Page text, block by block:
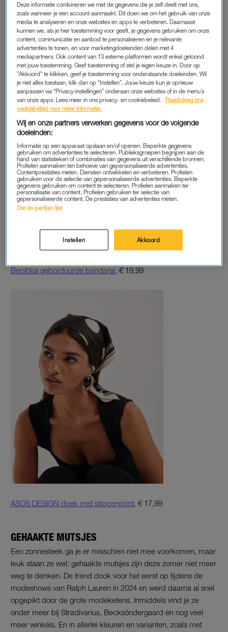
JJXX Sjaal ‘JXBea’, € 21,99
Bershka geborduurde bandana, € 19,99
ASOS DESIGN doek met stippenprint, € 17,99
GEHAAKTE MUTSJES
Een zonnesteek ga je er misschien niet mee voorkomen, maar
leuk staan ze wel: gehaakte mutsjes zijn deze zomer niet meer
weg te denken. De trend dook voor het eerst op tijdens de
modeshows van Ralph Lauren in 2024 en werd daarna al snel
opgepikt door de grote modeketens. Inmiddels vind je ze
onder meer bij Stradivarius, Becksöndergaard en nog veel
meer winkels. En in allerlei kleuren en varianten, zoals met
Deze informatie combineren we met de gegevens die je zelf deelt met ons,
zoals wanneer je een account aanmaakt. Dit doen we om het gebruik van onze
media te analyseren en onze websites en apps te verbeteren. Daarnaast
kunnen we, als je hier toestemming voor geeft, je gegevens gebruiken om onze
content, communicatie en aanbod te personaliseren en je relevante
advertenties te tonen, en voor marketingdoeleinden delen met 4
mediapartners. Ook content van 13 externe platformen wordt enkel getoond
met jouw toestemming. Geef toestemming of stel je eigen keuze in. Door op
"Akkoord" te klikken, geef je toestemming voor onderstaande doeleinden. Wil
je niet alles toestaan, klik dan op “Instellen”. Jouw keuze kun je opnieuw
aanpassen via “Privacy-instellingen” onderaan onze websites of in de menu’s
van onze apps. Lees meer in ons privacy- en cookiebeleid.
Raadpleeg ons
cookiebeleid voor meer informatie.
Wij en onze partners verwerken gegevens voor de volgende
doeleinden:
Informatie op een apparaat opslaan en/of openen. Beperkte gegevens
gebruiken om advertenties te selecteren. Publieksgroepen begrijpen aan de
hand van statistieken of combinaties van gegevens uit verschillende bronnen.
Profielen aanmaken ten behoeve van gepersonaliseerde advertenties.
Contentprestaties meten. Diensten ontwikkelen en verbeteren. Profielen
gebruiken voor de selectie van gepersonaliseerde advertenties. Beperkte
gegevens gebruiken om content te selecteren. Profielen aanmaken ter
personalisatie van content. Profielen gebruiken ter selectie van
gepersonaliseerde content. De prestaties van advertenties meten.
Derde partijen lijst
Instellen Akkoord